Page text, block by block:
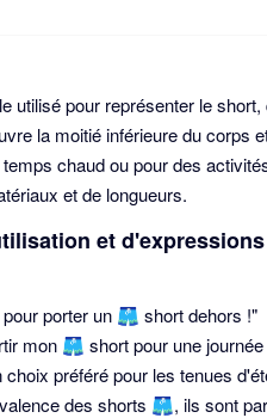
utilisé pour représenter le
la moitié inférieure du corps
chaud ou pour des
et de longueurs.
et
porter un 🩳 short dehors !"
mon 🩳 short pour une journée
préféré pour les tenues
des shorts 🩳, ils sont